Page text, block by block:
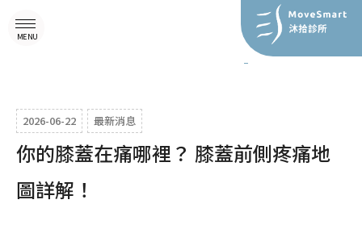
2026-06-22 最新消息
你的膝蓋在痛哪裡？ 膝蓋前側疼痛地
圖詳解！